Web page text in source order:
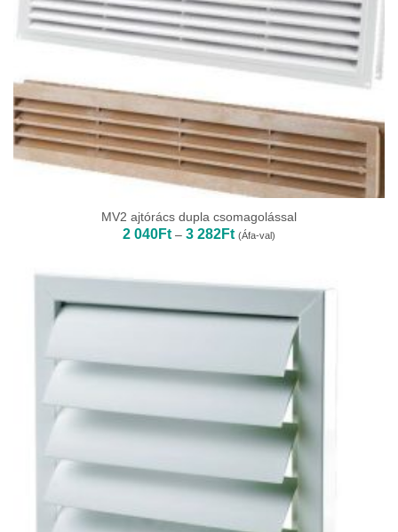
MV2 ajtórács dupla csomagolással
2 040Ft – 3 282FtÁrtartomány:
2
282Ft
(Áfa-val)